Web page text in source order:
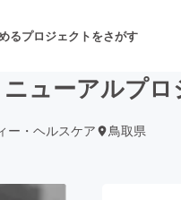
るプロジェクトをさがす
ューアルプ
ー・ヘルスケア 鳥取県